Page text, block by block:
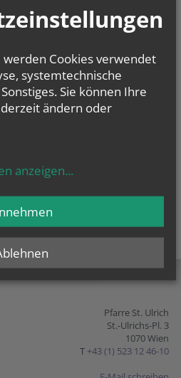
weitere
Pfarre St. Ulrich
St.-Ulrichs-Pl. 3
1070 Wien
T +43 (1) 523 12 46-10
Cookies verwendet
systemtechnische
Sie können Ihre
ändern oder
anzeigen...